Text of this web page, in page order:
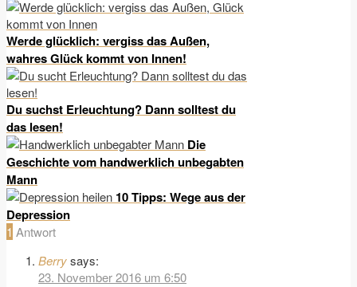
Werde glücklich: vergiss das Außen,
wahres Glück kommt von Innen!
Du suchst Erleuchtung? Dann solltest du
das lesen!
Die
Geschichte vom handwerklich unbegabten
Mann
10 Tipps: Wege aus der
Depression
1 Antwort
Berrysays:
23. November 2016 um 6:50